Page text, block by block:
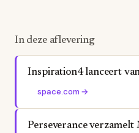
In deze aflevering
Inspiration4 lanceert
space.com →
Perseverance